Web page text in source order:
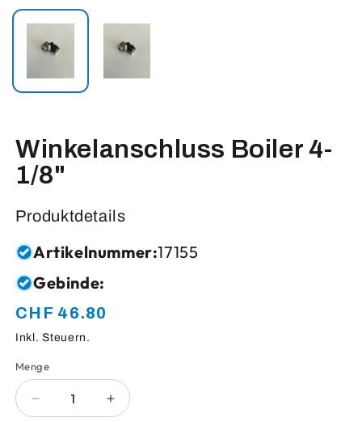
Winkelanschluss Boiler 4-
1/8"
Produktdetails
Artikelnummer:17155
Gebinde:
Normaler
Preis
CHF 46.80
Inkl. Steuern.
Anzahl
Menge
Verringere
Erhöhe